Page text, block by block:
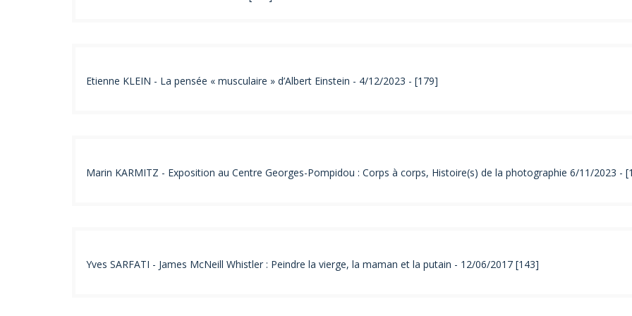
Etienne KLEIN - La pensée « musculaire » d’Albert Einstein - 4/12/2023 - [179]
Marin KARMITZ - Exposition au Centre Georges-Pompidou : Corps à corps, Histoire(s) de la photographie 6/11/2023 -
Yves SARFATI - James McNeill Whistler : Peindre la vierge, la maman et la putain - 12/06/2017 [143]